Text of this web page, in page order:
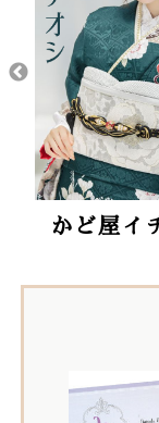
かど屋イ